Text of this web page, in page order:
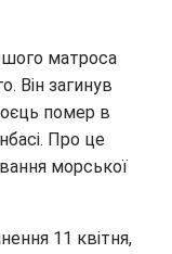
матроса
Він загинув
помер в
Про це
морської
11 квітня,